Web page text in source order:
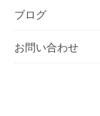
ブログ
お問い合わせ